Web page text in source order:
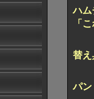
ハ
「
替
パ